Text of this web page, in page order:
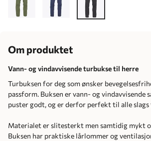
Om produktet
Vann- og vindavvisende turbukse til herre
Turbuksen for deg som ønsker
passform. Buksen er vann- og vindavvisende
puster godt, og er derfor perfekt til alle slags
Materialet er slitesterkt men samtidig mykt
Buksen har praktiske lårlommer og